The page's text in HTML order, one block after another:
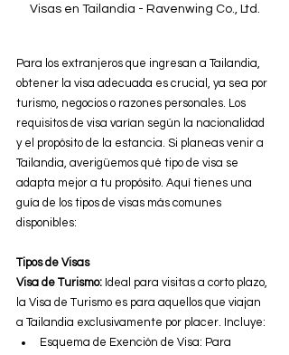
Visas en Tailandia - Ravenwing Co., Ltd.
Para los extranjeros que ingresan a Tailandia,
obtener la visa adecuada es crucial, ya sea por
turismo, negocios o razones personales. Los
requisitos de visa varían según la nacionalidad
y el propósito de la estancia. Si planeas venir a
Tailandia, averigüemos qué tipo de visa se
adapta mejor a tu propósito. Aquí tienes una
guía de los tipos de visas más comunes
disponibles:
Tipos de Visas
Visa de Turismo: Ideal para visitas a corto plazo,
la Visa de Turismo es para aquellos que viajan
a Tailandia exclusivamente por placer. Incluye:
Esquema de Exención de Visa: Para